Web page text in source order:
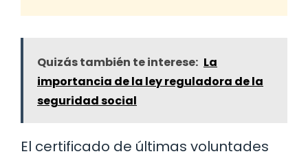
Quizás también te interese: La
importancia de la ley reguladora de la
seguridad social
El certificado de últimas voluntades